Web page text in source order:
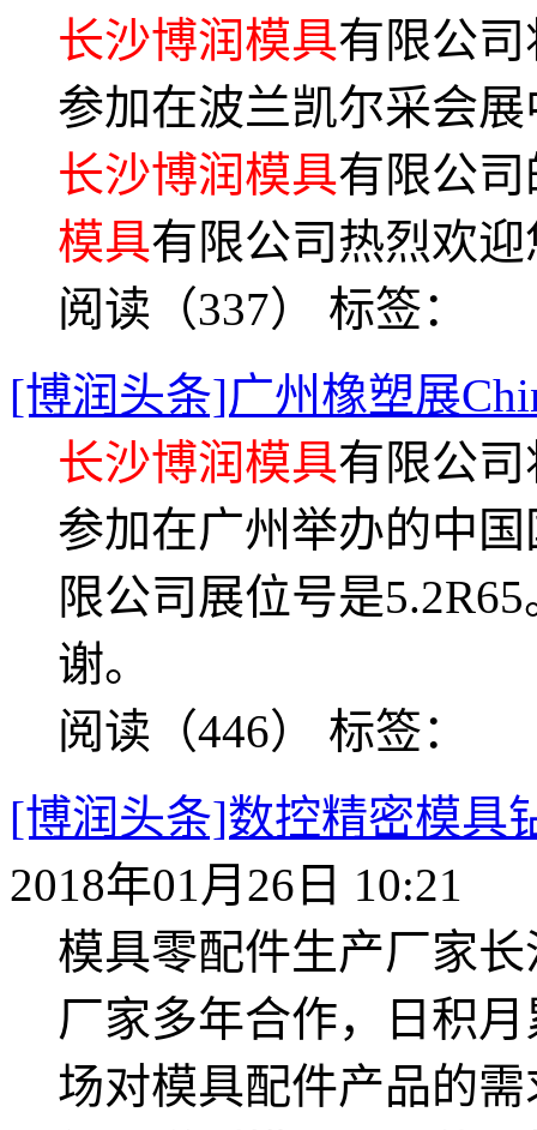
长沙博润模具有限公司
参加在波兰凯尔采会
长沙博润模具有限公
模具有限公司热烈欢
阅读（337） 标签：
[博润头条]广州橡塑展
长沙博润模具有限公司
参加在广州举办的中
限公司展位号是
谢。
阅读（446） 标签：
[博润头条]数控精密模具
2018年01月26日 10:21
模具零配件生产厂家
厂家多年合作，日积
场对模具配件产品的